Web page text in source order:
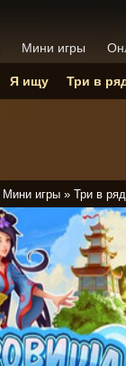
Мини игры » Три в ряд
Мини игры
Я ищу Три в